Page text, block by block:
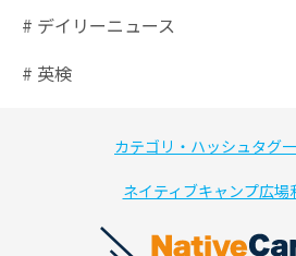
# デイリーニュース
# 英検
カテゴリ・ハッシュタグ
ネイティブキャンプ広場